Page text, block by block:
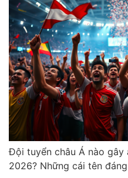
Đội tuyển châu Á nào gây
2026? Những cái tên